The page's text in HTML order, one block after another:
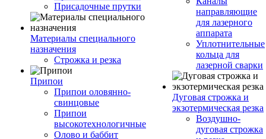
Присадочные прутки
Материалы специального
назначения
Строжка и резка
Припои
Припои оловянно-
свинцовые
Припои
высокотехнологичные
Олово и баббит
направляющие
для лазерного
аппарата
Уплотнительные
кольца для
лазерной сварки
Дуговая строжка и
экзотермическая резка
Воздушно-
дуговая строжка